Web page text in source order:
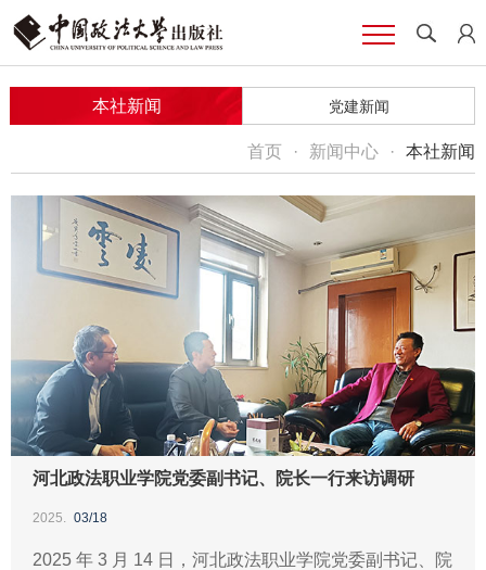
本社新闻 党建新闻
首页 · 新闻中心 · 本社新闻
河北政法职业学院党委副书记、院长一行来访调研
2025. 03/18
2025 年 3 月 14 日，河北政法职业学院党委副书记、院